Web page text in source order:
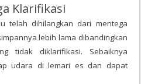
Klarifikasi
telah dihilangkan dari mentega
lebih lama dibandingkan
tidak diklarifikasi. Sebaiknya
udara di lemari es dan dapat